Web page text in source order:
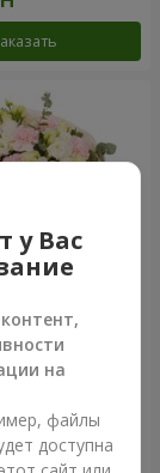
у Вас
на
файлы
доступна